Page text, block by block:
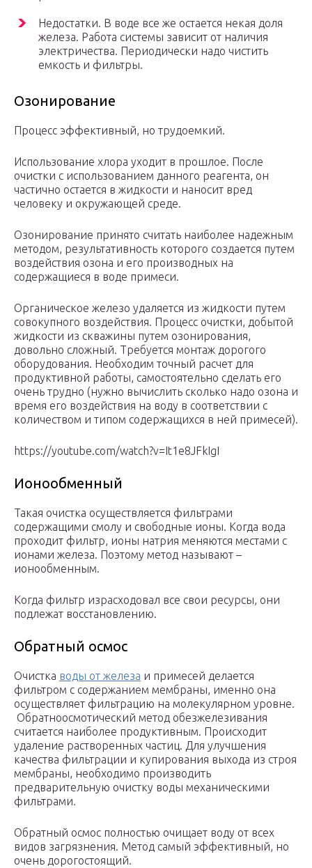
Недостатки. В воде все же остается некая доля
железа. Работа системы зависит от наличия
электричества. Периодически надо чистить
емкость и фильтры.
Озонирование
Процесс эффективный, но трудоемкий.
Использование хлора уходит в прошлое. После
очистки с использованием данного реагента, он
частично остается в жидкости и наносит вред
человеку и окружающей среде.
Озонирование принято считать наиболее надежным
методом, результативность которого создается путем
воздействия озона и его производных на
содержащиеся в воде примеси.
Органическое железо удаляется из жидкости путем
совокупного воздействия. Процесс очистки, добытой
жидкости из скважины путем озонирования,
довольно сложный. Требуется монтаж дорогого
оборудования. Необходим точный расчет для
продуктивной работы, самостоятельно сделать его
очень трудно (нужно вычислить сколько надо озона и
время его воздействия на воду в соответствии с
количеством и типом содержащихся в ней примесей).
https://youtube.com/watch?v=It1e8JFkIgI
Ионообменный
Такая очистка осуществляется фильтрами
содержащими смолу и свободные ионы. Когда вода
проходит фильтр, ионы натрия меняются местами с
ионами железа. Поэтому метод называют –
ионообменным.
Когда фильтр израсходовал все свои ресурсы, они
подлежат восстановлению.
Обратный осмос
Очистка воды от железа и примесей делается
фильтром с содержанием мембраны, именно она
осуществляет фильтрацию на молекулярном уровне.
Обратноосмотический метод обезжелезивания
считается наиболее продуктивным. Происходит
удаление растворенных частиц. Для улучшения
качества фильтрации и купирования выхода из строя
мембраны, необходимо производить
предварительную очистку воды механическими
фильтрами.
Обратный осмос полностью очищает воду от всех
видов загрязнения. Метод самый эффективный, но
очень дорогостоящий.